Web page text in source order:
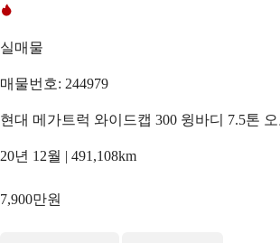
실매물
매물번호: 244979
현대 메가트럭 와이드캡 300 윙바디 7.5톤 오
20년 12월 | 491,108km
7,900만원